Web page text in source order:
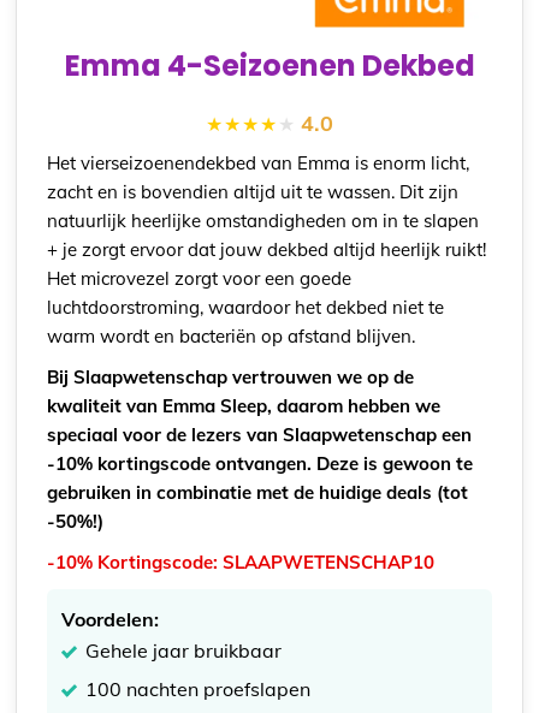
Emma 4-Seizoenen Dekbed
4.0
Het vierseizoenendekbed van Emma is enorm licht,
zacht en is bovendien altijd uit te wassen. Dit zijn
natuurlijk heerlijke omstandigheden om in te slapen
+ je zorgt ervoor dat jouw dekbed altijd heerlijk ruikt!
Het microvezel zorgt voor een goede
luchtdoorstroming, waardoor het dekbed niet te
warm wordt en bacteriën op afstand blijven.
Bij Slaapwetenschap vertrouwen we op de
kwaliteit van Emma Sleep, daarom hebben we
speciaal voor de lezers van Slaapwetenschap een
-10% kortingscode ontvangen. Deze is gewoon te
gebruiken in combinatie met de huidige deals (tot
-50%!)
-10% Kortingscode: SLAAPWETENSCHAP10
Voordelen:
Gehele jaar bruikbaar
100 nachten proefslapen